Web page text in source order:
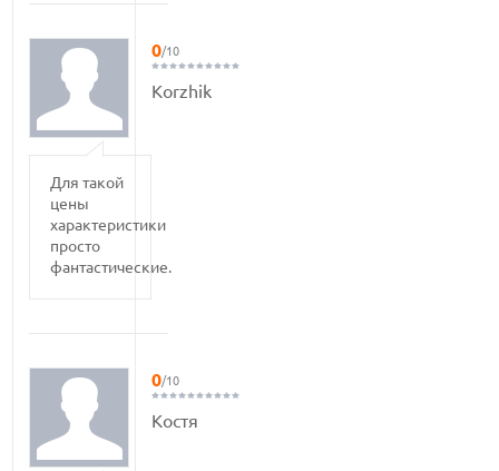
0/10
Korzhik
Для такой
цены
характеристики
просто
фантастические.
0/10
Костя